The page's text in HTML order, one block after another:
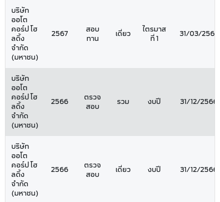
บริษัท
ออโต
คอร์ป โฮ
ลดิ้ง
จำกัด
(มหาชน)
2567
สอบ
ทาน
เดี่ยว
ไตรมาส
ที่ 1
31/03/2567
บริษัท
ออโต
คอร์ป โฮ
ลดิ้ง
จำกัด
(มหาชน)
2566
ตรวจ
สอบ
รวม งบปี 31/12/2566
บริษัท
ออโต
คอร์ป โฮ
ลดิ้ง
จำกัด
(มหาชน)
2566
ตรวจ
สอบ
เดี่ยว งบปี 31/12/2566